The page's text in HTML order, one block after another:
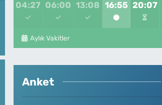
04:27 06:00 13:08 16:55 20:07
Aylık Vakitler
Anket